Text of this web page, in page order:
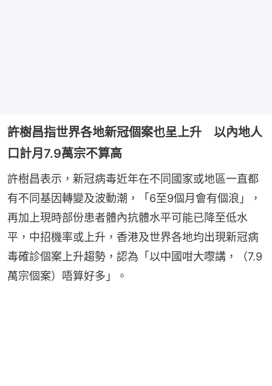
許樹昌指世界各地新冠個案也呈上升 以內地人
口計月7.9萬宗不算高
許樹昌表示，新冠病毒近年在不同國家或地區一直都
有不同基因轉變及波動潮，「6至9個月會有個浪」，
再加上現時部份患者體內抗體水平可能已降至低水
平，中招機率或上升，香港及世界各地均出現新冠病
毒確診個案上升趨勢，認為「以中國咁大嚟講，（7.9
萬宗個案）唔算好多」。